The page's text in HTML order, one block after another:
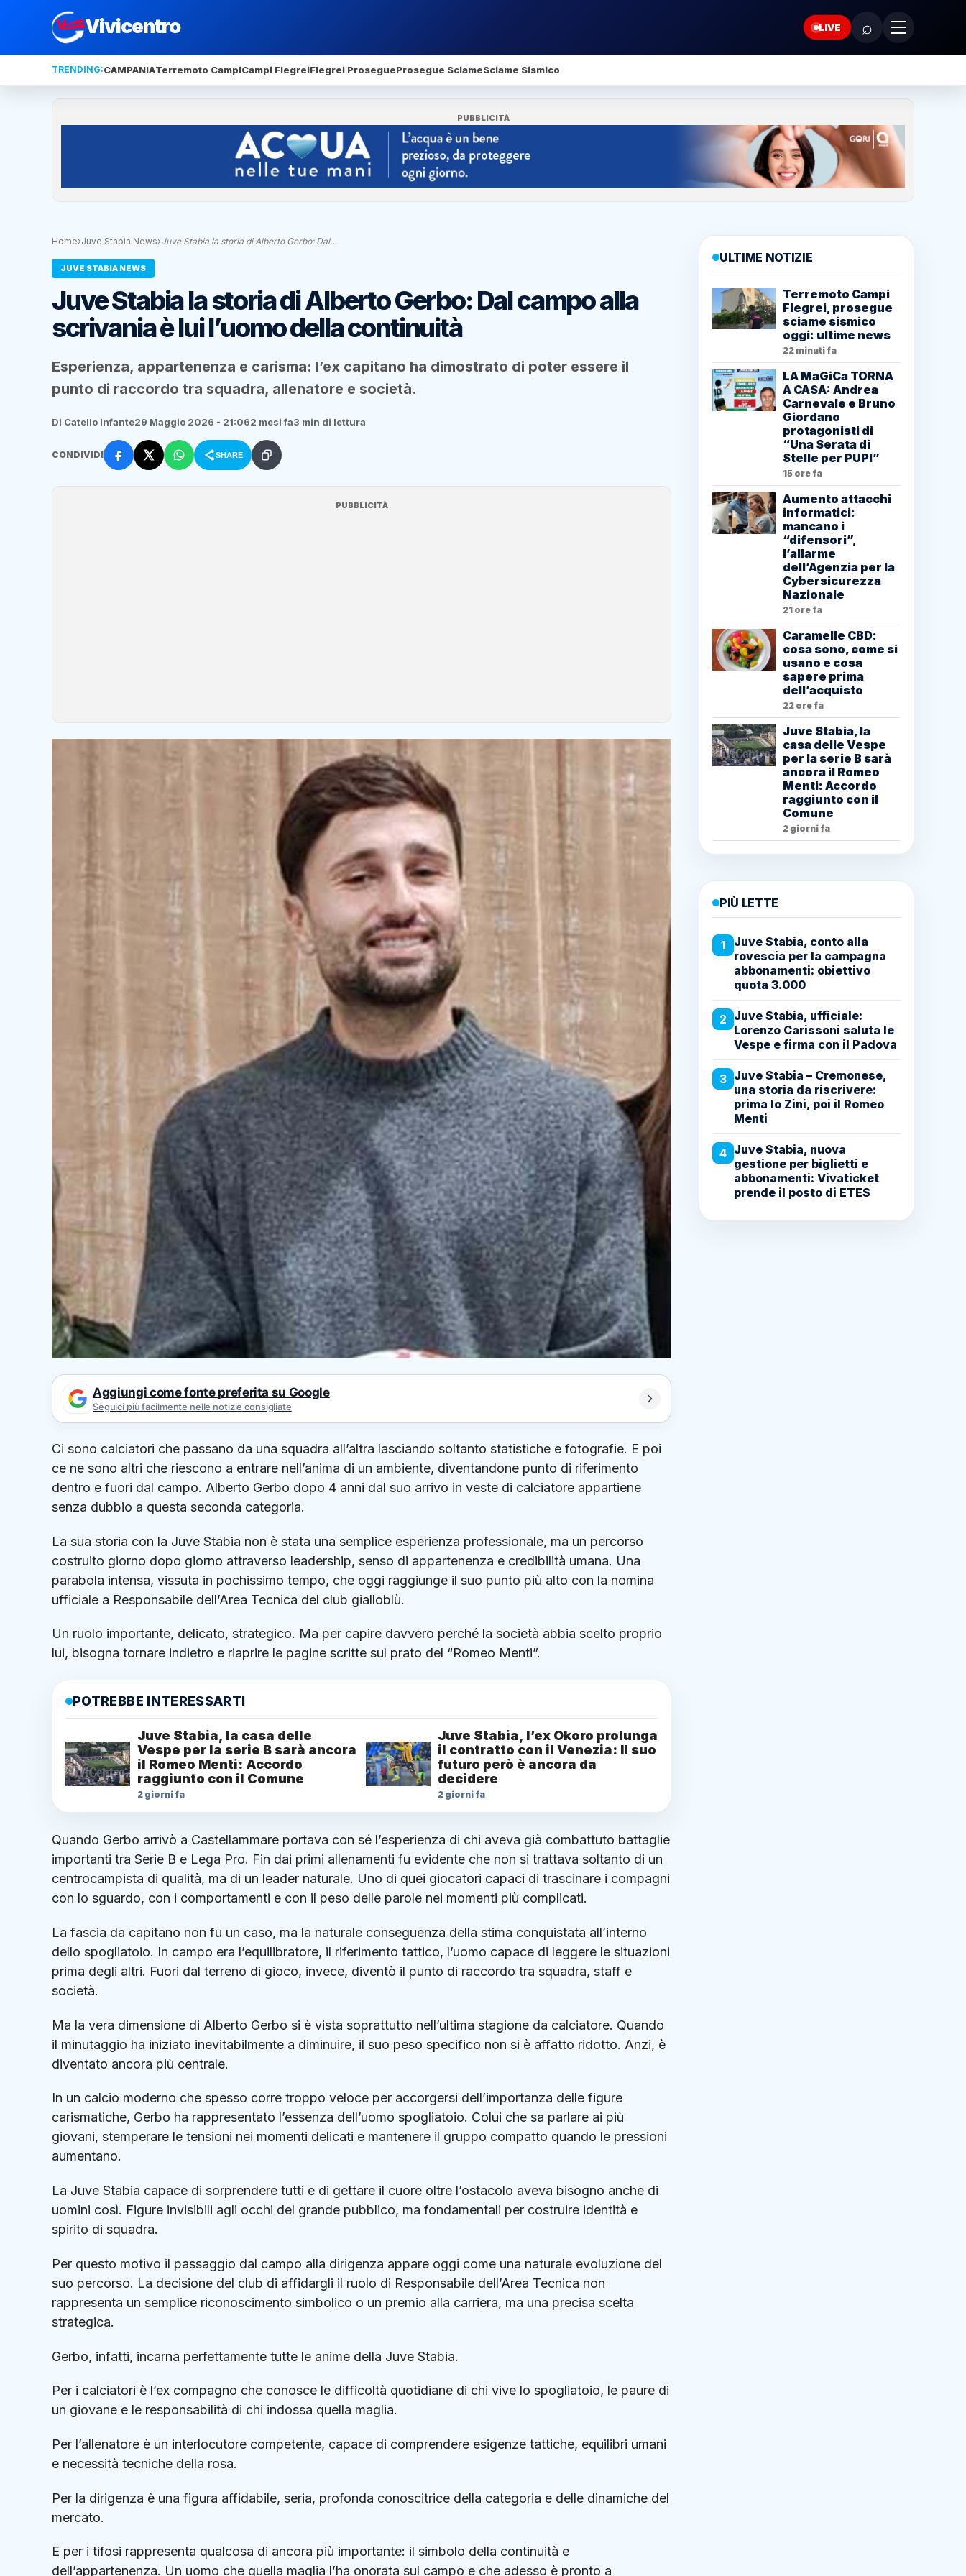
Vivicentro LIVE ⌕
TRENDING:CAMPANIATerremoto CampiCampi FlegreiFlegrei ProsegueProsegue SciameSciame Sismico
PUBBLICITÀ
Home›Juve Stabia News›Juve Stabia la storia di Alberto Gerbo: Dal…
JUVE STABIA NEWS
Juve Stabia la storia di Alberto Gerbo: Dal campo alla
scrivania è lui l’uomo della continuità
Esperienza, appartenenza e carisma: l’ex capitano ha dimostrato di poter essere il
punto di raccordo tra squadra, allenatore e società.
Di Catello Infante29 Maggio 2026 - 21:062 mesi fa3 min di lettura
CONDIVIDI SHARE
PUBBLICITÀ
Aggiungi come fonte preferita su Google
Seguici più facilmente nelle notizie consigliate
Ci sono calciatori che passano da una squadra all’altra lasciando soltanto statistiche e fotografie. E poi
ce ne sono altri che riescono a entrare nell’anima di un ambiente, diventandone punto di riferimento
dentro e fuori dal campo. Alberto Gerbo dopo 4 anni dal suo arrivo in veste di calciatore appartiene
senza dubbio a questa seconda categoria.
La sua storia con la Juve Stabia non è stata una semplice esperienza professionale, ma un percorso
costruito giorno dopo giorno attraverso leadership, senso di appartenenza e credibilità umana. Una
parabola intensa, vissuta in pochissimo tempo, che oggi raggiunge il suo punto più alto con la nomina
ufficiale a Responsabile dell’Area Tecnica del club gialloblù.
Un ruolo importante, delicato, strategico. Ma per capire davvero perché la società abbia scelto proprio
lui, bisogna tornare indietro e riaprire le pagine scritte sul prato del “Romeo Menti”.
POTREBBE INTERESSARTI
Juve Stabia, la casa delle
Vespe per la serie B sarà ancora
il Romeo Menti: Accordo
raggiunto con il Comune
2 giorni fa
Juve Stabia, l’ex Okoro prolunga
il contratto con il Venezia: Il suo
futuro però è ancora da
decidere
2 giorni fa
Quando Gerbo arrivò a Castellammare portava con sé l’esperienza di chi aveva già combattuto battaglie
importanti tra Serie B e Lega Pro. Fin dai primi allenamenti fu evidente che non si trattava soltanto di un
centrocampista di qualità, ma di un leader naturale. Uno di quei giocatori capaci di trascinare i compagni
con lo sguardo, con i comportamenti e con il peso delle parole nei momenti più complicati.
La fascia da capitano non fu un caso, ma la naturale conseguenza della stima conquistata all’interno
dello spogliatoio. In campo era l’equilibratore, il riferimento tattico, l’uomo capace di leggere le situazioni
prima degli altri. Fuori dal terreno di gioco, invece, diventò il punto di raccordo tra squadra, staff e
società.
Ma la vera dimensione di Alberto Gerbo si è vista soprattutto nell’ultima stagione da calciatore. Quando
il minutaggio ha iniziato inevitabilmente a diminuire, il suo peso specifico non si è affatto ridotto. Anzi, è
diventato ancora più centrale.
In un calcio moderno che spesso corre troppo veloce per accorgersi dell’importanza delle figure
carismatiche, Gerbo ha rappresentato l’essenza dell’uomo spogliatoio. Colui che sa parlare ai più
giovani, stemperare le tensioni nei momenti delicati e mantenere il gruppo compatto quando le pressioni
aumentano.
La Juve Stabia capace di sorprendere tutti e di gettare il cuore oltre l’ostacolo aveva bisogno anche di
uomini così. Figure invisibili agli occhi del grande pubblico, ma fondamentali per costruire identità e
spirito di squadra.
Per questo motivo il passaggio dal campo alla dirigenza appare oggi come una naturale evoluzione del
suo percorso. La decisione del club di affidargli il ruolo di Responsabile dell’Area Tecnica non
rappresenta un semplice riconoscimento simbolico o un premio alla carriera, ma una precisa scelta
strategica.
Gerbo, infatti, incarna perfettamente tutte le anime della Juve Stabia.
Per i calciatori è l’ex compagno che conosce le difficoltà quotidiane di chi vive lo spogliatoio, le paure di
un giovane e le responsabilità di chi indossa quella maglia.
Per l’allenatore è un interlocutore competente, capace di comprendere esigenze tattiche, equilibri umani
e necessità tecniche della rosa.
Per la dirigenza è una figura affidabile, seria, profonda conoscitrice della categoria e delle dinamiche del
mercato.
E per i tifosi rappresenta qualcosa di ancora più importante: il simbolo della continuità e
dell’appartenenza. Un uomo che quella maglia l’ha onorata sul campo e che adesso è pronto a
ULTIME NOTIZIE
Terremoto Campi
Flegrei, prosegue
sciame sismico
oggi: ultime news
22 minuti fa
LA MaGiCa TORNA
A CASA: Andrea
Carnevale e Bruno
Giordano
protagonisti di
“Una Serata di
Stelle per PUPI”
15 ore fa
Aumento attacchi
informatici:
mancano i
“difensori”,
l’allarme
dell’Agenzia per la
Cybersicurezza
Nazionale
21 ore fa
Caramelle CBD:
cosa sono, come si
usano e cosa
sapere prima
dell’acquisto
22 ore fa
Juve Stabia, la
casa delle Vespe
per la serie B sarà
ancora il Romeo
Menti: Accordo
raggiunto con il
Comune
2 giorni fa
PIÙ LETTE
1
Juve Stabia, conto alla
rovescia per la campagna
abbonamenti: obiettivo
quota 3.000
2 Juve Stabia, ufficiale:
Lorenzo Carissoni saluta le
Vespe e firma con il Padova
3 Juve Stabia – Cremonese,
una storia da riscrivere:
prima lo Zini, poi il Romeo
Menti
4 Juve Stabia, nuova
gestione per biglietti e
abbonamenti: Vivaticket
prende il posto di ETES